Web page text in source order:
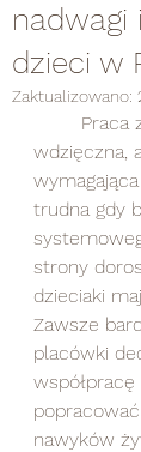
nadwagi
dzieci w
Zaktualizowano:
wdzięczna,
trudna gdy
strony
dzieciaki
Zawsze
placówki
nawyków